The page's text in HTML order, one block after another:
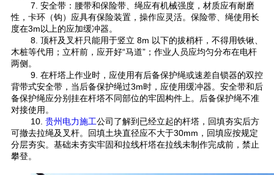
7. 安全带：腰带和保险带、绳应有机械强度，材质应有耐磨
性，卡环（钩）应具有保险装置，操作应灵活。保险带、绳使用长
度在3m以上的应加缓冲器。
8. 顶杆及叉杆只能用于竖立 8m 以下的拔梢杆，不得用铁锹、
木桩等代用；立杆前，应开好“马道”；作业人员应均匀分布在电杆
两侧。
9. 在杆塔上作业时，应使用有后备保护绳或速差自锁器的双控
背带式安全带，当后备保护绳过3m时，应使用缓冲器。安全带和后
备保护绳应分别挂在杆塔不同部位的牢固构件上。后备保护绳不准
对接使用。
10. 贵州电力施工公司 了解到 已经立起的杆塔，回填夯实后方
可撤去拉绳及叉杆。回填土块直径应不大于30mm，回填应按规定
分层夯实。基础未夯实牢固和拉线杆塔在拉线未制作完成前，禁止
攀登。